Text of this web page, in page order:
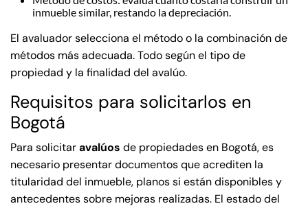
inmueble similar, restando la depreciación.
El avaluador selecciona el método o la combinación de
métodos más adecuada. Todo según el tipo de
propiedad y la finalidad del avalúo.
Requisitos para solicitarlos en
Bogotá
Para solicitaravalúos de propiedades en Bogotá, es
necesario presentar documentos que acrediten la
titularidad del inmueble, planos si están disponibles y
antecedentes sobre mejoras realizadas. El estado del